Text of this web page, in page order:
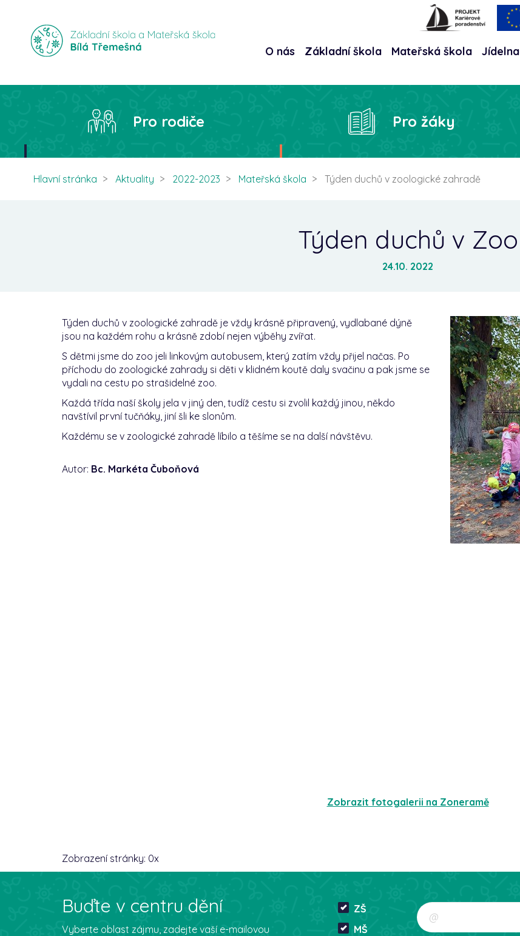
O nás Základní škola Mateřská škola Jídelna
Pro rodiče Pro žáky
Hlavní stránka Aktuality 2022-2023 Mateřská škola Týden duchů v zoologické zahradě
Týden duchů v Zoo
24.10. 2022
Týden duchů v zoologické zahradě je vždy krásně připravený, vydlabané dýně
jsou na každém rohu a krásně zdobí nejen výběhy zvířat.
S dětmi jsme do zoo jeli linkovým autobusem, který zatím vždy přijel načas. Po
příchodu do zoologické zahrady si děti v klidném koutě daly svačinu a pak jsme se
vydali na cestu po strašidelné zoo.
Každá třída naší školy jela v jiný den, tudíž cestu si zvolil každý jinou, někdo
navštívil první tučňáky, jiní šli ke slonům.
Každému se v zoologické zahradě líbilo a těšíme se na další návštěvu.
Autor: Bc. Markéta Čuboňová
Zobrazit fotogalerii na Zoneramě
Zobrazení stránky: 0x
Buďte v centru dění
Vyberte oblast zájmu, zadejte vaší e-mailovou
ZŠ
MŠ